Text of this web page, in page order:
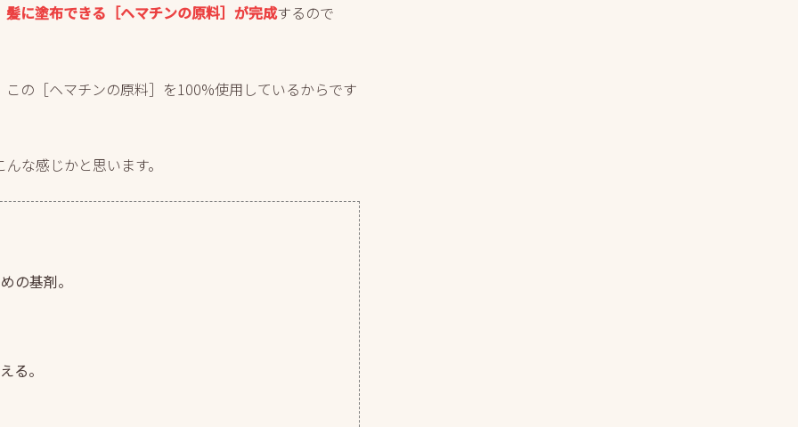
に塗布できる［ヘマチンの原料］が完成するので
の［ヘマチンの原料］を100%使用しているからです
な感じかと思います。
の基剤。
る。